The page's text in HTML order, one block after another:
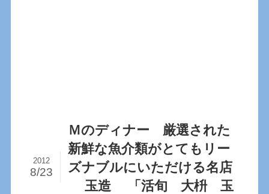
Ｍのディナー 厳選された
新鮮な魚介類がとてもリー
ズナブルにいただける名店
玉造 「活旬 大枡 玉
2012
8/23